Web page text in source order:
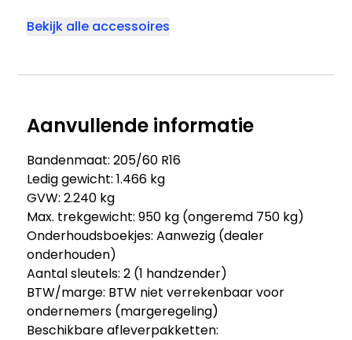
Bekijk alle accessoires
Aanvullende informatie
Bandenmaat: 205/60 R16
Ledig gewicht: 1.466 kg
GVW: 2.240 kg
Max. trekgewicht: 950 kg (ongeremd 750 kg)
Onderhoudsboekjes: Aanwezig (dealer
onderhouden)
Aantal sleutels: 2 (1 handzender)
BTW/marge: BTW niet verrekenbaar voor
ondernemers (margeregeling)
Beschikbare afleverpakketten: